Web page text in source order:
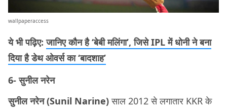
wallpaperaccess
ये भी पढ़िए:जानिए कौन है ‘बेबी मलिंगा’, जिसे IPL में धोनी ने बना
दिया है डेथ ओवर्स का ‘बादशाह’
6- सुनील नरेन
सुनील नरेन (Sunil Narine)साल 2012 से लगातार KKR के